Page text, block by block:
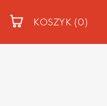
KOSZYK (0)